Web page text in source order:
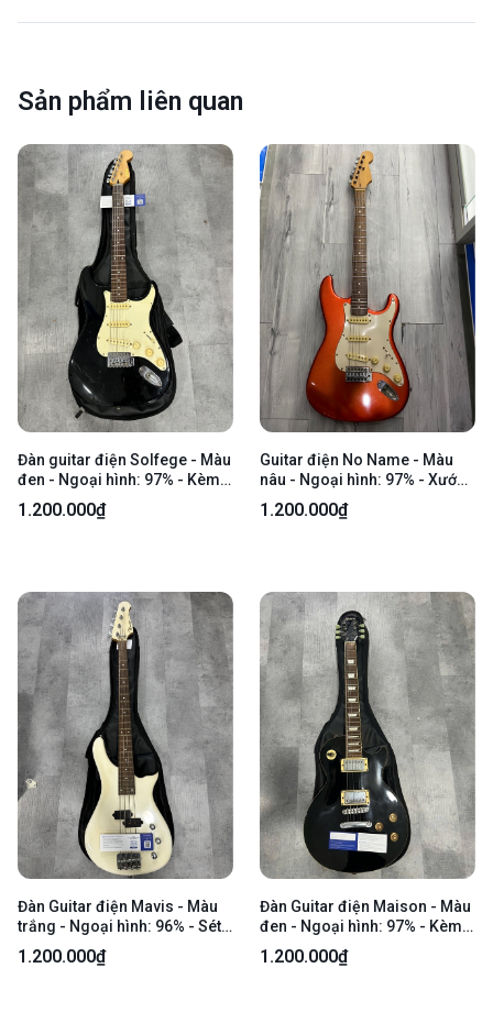
Sản phẩm liên quan
Đàn guitar điện Solfege - Màu
đen - Ngoại hình: 97% - Kèm
túi
1.200.000₫
Guitar điện No Name - Màu
nâu - Ngoại hình: 97% - Xước
thân - Kèm túi
1.200.000₫
Đàn Guitar điện Mavis - Màu
trắng - Ngoại hình: 96% - Sét
dây - Kèm túi
1.200.000₫
Đàn Guitar điện Maison - Màu
đen - Ngoại hình: 97% - Kèm
túi
1.200.000₫